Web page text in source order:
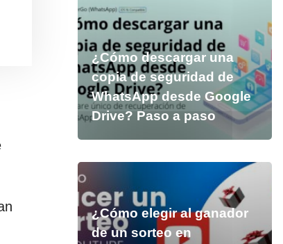
¿Cómo descargar una
copia de seguridad de
WhatsApp desde Google
Drive? Paso a paso
¿Cómo elegir al ganador
de un sorteo en